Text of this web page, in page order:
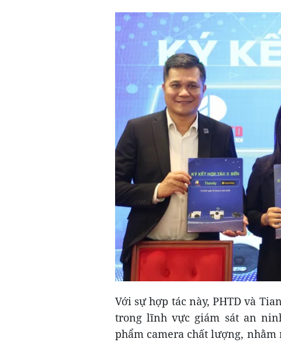
Với sự hợp tác này, PHTD và
trong lĩnh vực giám sát an
phẩm camera chất lượng,